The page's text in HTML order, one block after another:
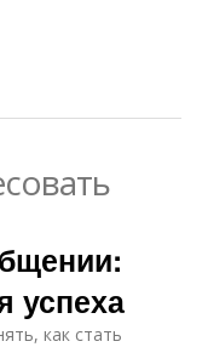
успеха
как стать